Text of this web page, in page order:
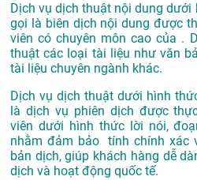
Dịch vụ dịch thuật nội dung
gọi là biên dịch nội dung được
viên có chuyên môn cao của .
thuật các loại tài liệu như văn
tài liệu chuyên ngành khác.
Dịch vụ dịch thuật dưới hình
là dịch vụ phiên dịch được
viên dưới hình thức lời nói,
nhằm đảm bảo tính chính xác
bản dịch, giúp khách hàng dễ
dịch và hoạt động quốc tế.